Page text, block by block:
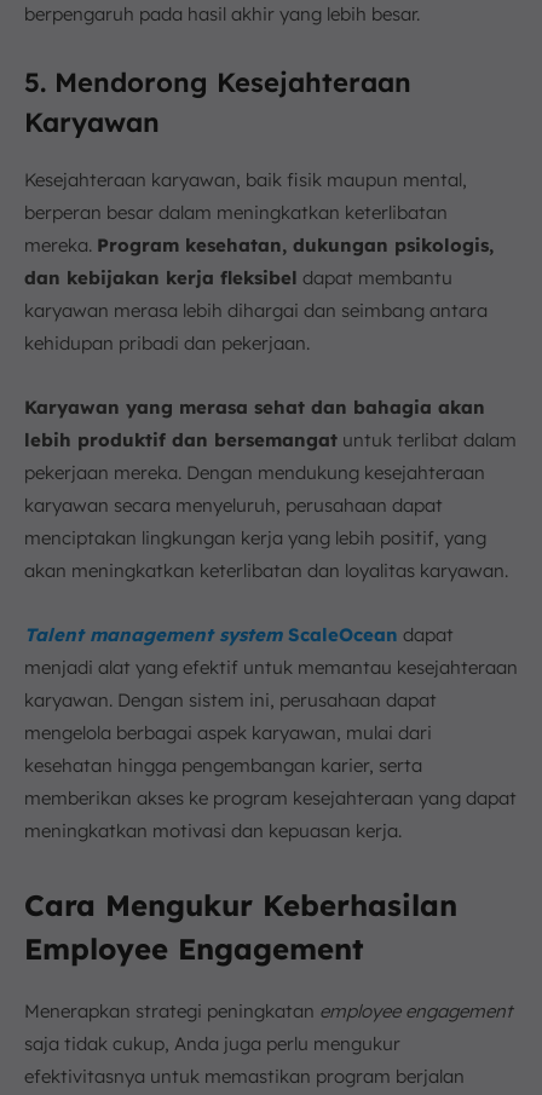
berpengaruh pada hasil akhir yang lebih besar.
5. Mendorong Kesejahteraan
Karyawan
Kesejahteraan karyawan, baik fisik maupun mental,
berperan besar dalam meningkatkan keterlibatan
mereka. Program kesehatan, dukungan psikologis,
dan kebijakan kerja fleksibel dapat membantu
karyawan merasa lebih dihargai dan seimbang antara
kehidupan pribadi dan pekerjaan.
Karyawan yang merasa sehat dan bahagia akan
lebih produktif dan bersemangat untuk terlibat dalam
pekerjaan mereka. Dengan mendukung kesejahteraan
karyawan secara menyeluruh, perusahaan dapat
menciptakan lingkungan kerja yang lebih positif, yang
akan meningkatkan keterlibatan dan loyalitas karyawan.
Talent management systemScaleOcean dapat
menjadi alat yang efektif untuk memantau kesejahteraan
karyawan. Dengan sistem ini, perusahaan dapat
mengelola berbagai aspek karyawan, mulai dari
kesehatan hingga pengembangan karier, serta
memberikan akses ke program kesejahteraan yang dapat
meningkatkan motivasi dan kepuasan kerja.
Cara Mengukur Keberhasilan
Employee Engagement
Menerapkan strategi peningkatan employee engagement
saja tidak cukup, Anda juga perlu mengukur
efektivitasnya untuk memastikan program berjalan